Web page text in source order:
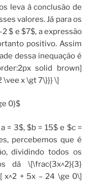
leva à conclusão de
valores. Já para os
$ e $7$, a expressão
positivo. Assim
dessa inequação é
solid brown]
\vee x \gt 7\}}} \]
0}$
= 3$, $b = 15$ e $c =
percebemos que é
dividindo todos os
dá \[\frac{3x^2}{3}
x^2 + 5x – 24 \ge 0\]